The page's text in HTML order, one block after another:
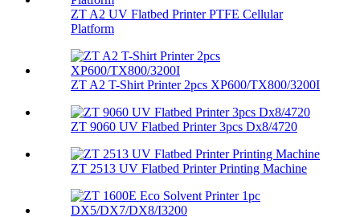
ZT A2 UV Flatbed Printer PTFE Cellular
Platform
ZT A2 T-Shirt Printer 2pcs XP600/TX800/3200I
ZT 9060 UV Flatbed Printer 3pcs Dx8/4720
ZT 2513 UV Flatbed Printer Printing Machine